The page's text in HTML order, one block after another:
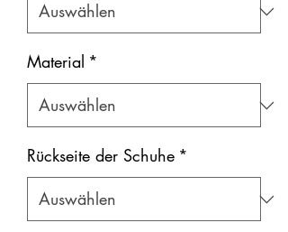
Material *
Rückseite der Schuhe *